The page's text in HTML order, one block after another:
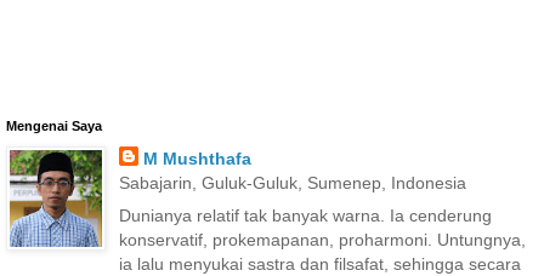
Mengenai Saya
M Mushthafa
Sabajarin, Guluk-Guluk, Sumenep, Indonesia
Dunianya relatif tak banyak warna. Ia cenderung
konservatif, prokemapanan, proharmoni. Untungnya,
ia lalu menyukai sastra dan filsafat, sehingga secara